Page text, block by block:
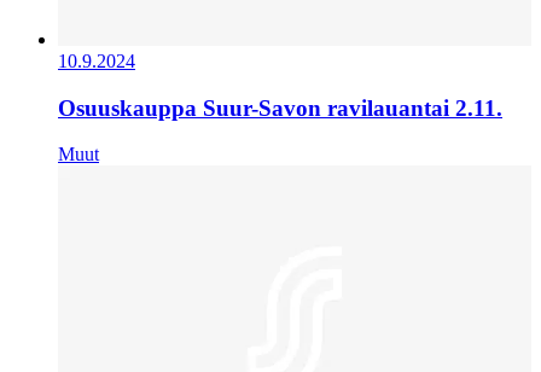
10.9.2024
Osuuskauppa Suur-Savon ravilauantai 2.11.
Muut